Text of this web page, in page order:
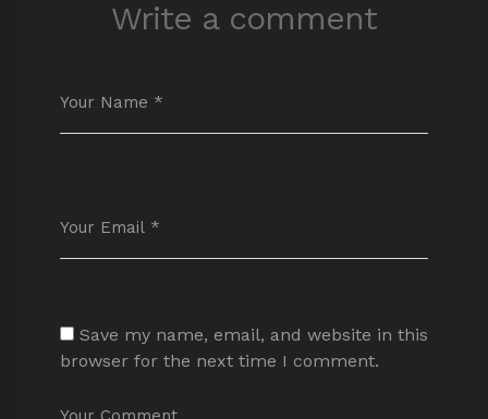
Write a comment
Save my name, email, and website in this
browser for the next time I comment.